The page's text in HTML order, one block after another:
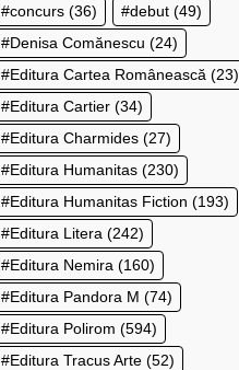
concurs (36) debut (49)
Denisa Comănescu (24)
Editura Cartea Românească (23)
Editura Cartier (34)
Editura Charmides (27)
Editura Humanitas (230)
Editura Humanitas Fiction (193)
Editura Litera (242)
Editura Nemira (160)
Editura Pandora M (74)
Editura Polirom (594)
Editura Tracus Arte (52)